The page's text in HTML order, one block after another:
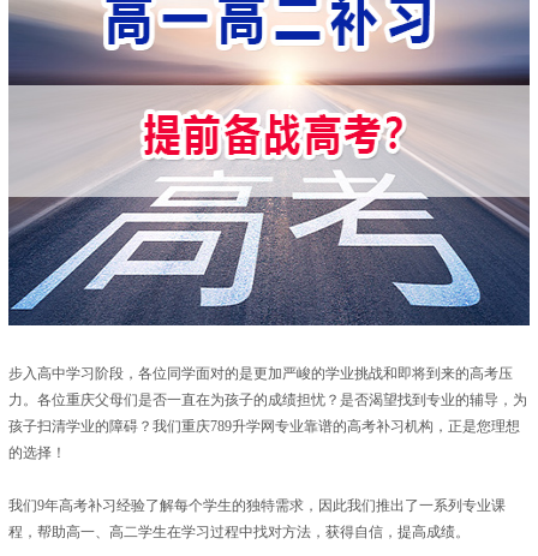
步入高中学习阶段，各位同学面对的是更加严峻的学业挑战和即将到来的高考压
力。各位重庆父母们是否一直在为孩子的成绩担忧？是否渴望找到专业的辅导，为
孩子扫清学业的障碍？我们重庆789升学网专业靠谱的高考补习机构，正是您理想
的选择！
我们9年高考补习经验了解每个学生的独特需求，因此我们推出了一系列专业课
程，帮助高一、高二学生在学习过程中找对方法，获得自信，提高成绩。